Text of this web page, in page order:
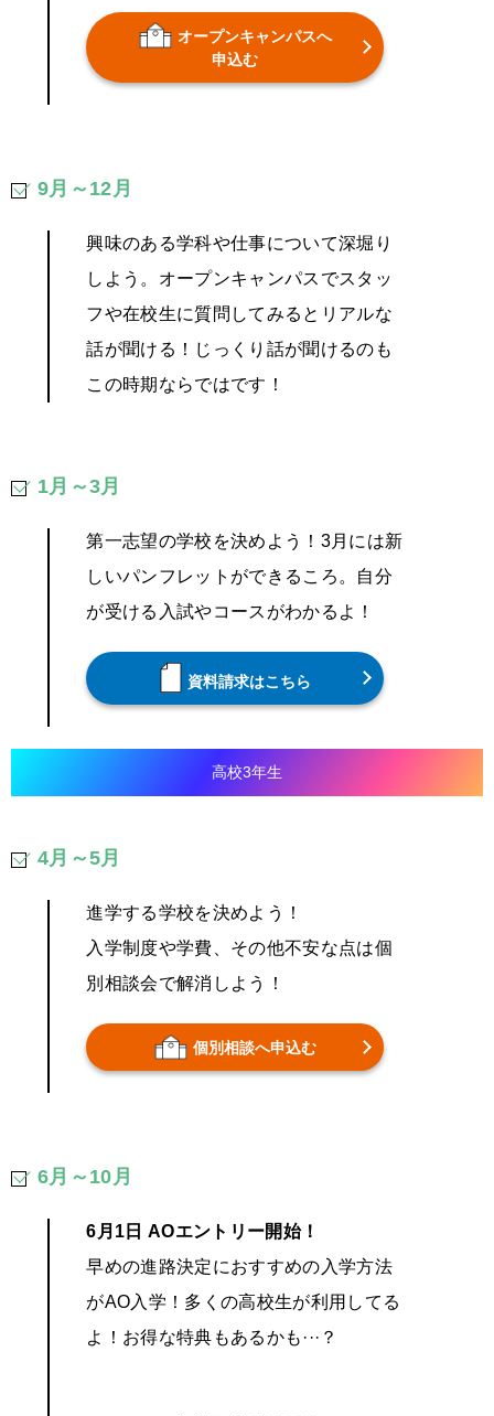
オープンキャンパスへ
申込む
9月～12月
興味のある学科や仕事について深堀り
しよう。オープンキャンパスでスタッ
フや在校生に質問してみるとリアルな
話が聞ける！じっくり話が聞けるのも
この時期ならではです！
1月～3月
第一志望の学校を決めよう！3月には新
しいパンフレットができるころ。自分
が受ける入試やコースがわかるよ！
資料請求はこちら
高校3年生
4月～5月
進学する学校を決めよう！
入学制度や学費、その他不安な点は個
別相談会で解消しよう！
個別相談へ申込む
6月～10月
6月1日 AOエントリー開始！
早めの進路決定におすすめの入学方法
がAO入学！多くの高校生が利用してる
よ！お得な特典もあるかも···？